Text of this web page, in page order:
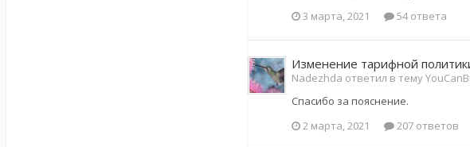
3 марта, 2021
54 ответа
Изменение тарифной
Nadezhda ответил в тему
Спасибо за пояснение.
2 марта, 2021
207 ответов